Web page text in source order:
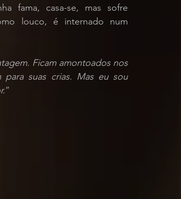
fama, casa-se, mas sofre
louco, é internado num
Ficam amontoados nos
para suas crias. Mas eu sou
”